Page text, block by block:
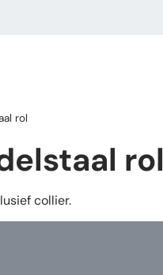
rol
rol
collier.